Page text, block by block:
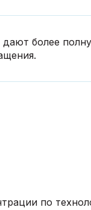
дают более
по